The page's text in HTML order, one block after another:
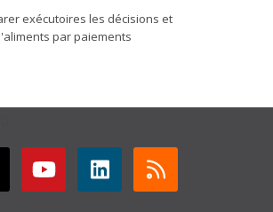
exécutoires les décisions et
par paiements